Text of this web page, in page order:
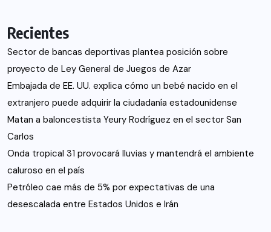
Recientes
Sector de bancas deportivas plantea posición sobre
proyecto de Ley General de Juegos de Azar
Embajada de EE. UU. explica cómo un bebé nacido en el
extranjero puede adquirir la ciudadanía estadounidense
Matan a baloncestista Yeury Rodríguez en el sector San
Carlos
Onda tropical 31 provocará lluvias y mantendrá el ambiente
caluroso en el país
Petróleo cae más de 5% por expectativas de una
desescalada entre Estados Unidos e Irán